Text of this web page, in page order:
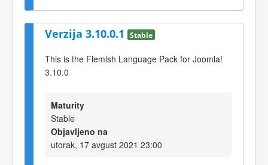
Verzija 3.10.0.1 Stable
This is the Flemish Language Pack for Joomla!
3.10.0
Maturity
Stable
Objavljeno na
utorak, 17 avgust 2021 23:00